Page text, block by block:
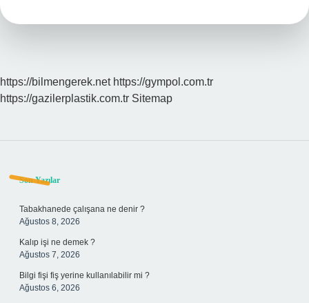
https://bilmengerek.net https://gympol.com.tr
https://gazilerplastik.com.tr Sitemap
Sidebar
Son Yazılar
Tabakhanede çalışana ne denir ?
Ağustos 8, 2026
Kalıp işi ne demek ?
Ağustos 7, 2026
Bilgi fişi fiş yerine kullanılabilir mi ?
Ağustos 6, 2026